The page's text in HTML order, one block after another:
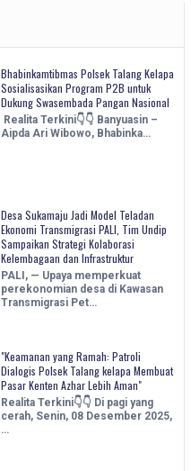
Bhabinkamtibmas Polsek Talang Kelapa
Sosialisasikan Program P2B untuk
Dukung Swasembada Pangan Nasional
Realita Terkini👇👇 Banyuasin –
Aipda Ari Wibowo, Bhabinka…
Desa Sukamaju Jadi Model Teladan
Ekonomi Transmigrasi PALI, Tim Undip
Sampaikan Strategi Kolaborasi
Kelembagaan dan Infrastruktur
PALI, — Upaya memperkuat
perekonomian desa di Kawasan
Transmigrasi Pet…
"Keamanan yang Ramah: Patroli
Dialogis Polsek Talang kelapa Membuat
Pasar Kenten Azhar Lebih Aman"
Realita Terkini👇👇 Di pagi yang
cerah, Senin, 08 Desember 2025,
…